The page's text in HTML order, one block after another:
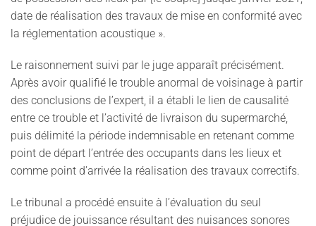
date de réalisation des travaux de mise en conformité avec
la réglementation acoustique ».
Le raisonnement suivi par le juge apparaît précisément.
Après avoir qualifié le trouble anormal de voisinage à partir
des conclusions de l’expert, il a établi le lien de causalité
entre ce trouble et l’activité de livraison du supermarché,
puis délimité la période indemnisable en retenant comme
point de départ l’entrée des occupants dans les lieux et
comme point d’arrivée la réalisation des travaux correctifs.
Le tribunal a procédé ensuite à l’évaluation du seul
préjudice de jouissance résultant des nuisances sonores